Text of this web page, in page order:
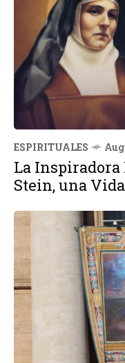
ESPIRITUALES
La Inspiradora
Stein, una